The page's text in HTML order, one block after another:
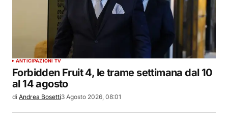
ANTICIPAZIONI TV
Forbidden Fruit 4, le trame settimana dal 10
al 14 agosto
di Andrea Bosetti3 Agosto 2026, 08:01